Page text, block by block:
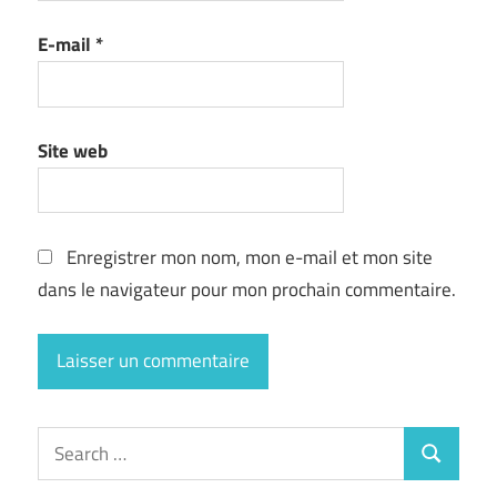
E-mail *
Site web
Enregistrer mon nom, mon e-mail et mon site
dans le navigateur pour mon prochain commentaire.
Search
for:
Search